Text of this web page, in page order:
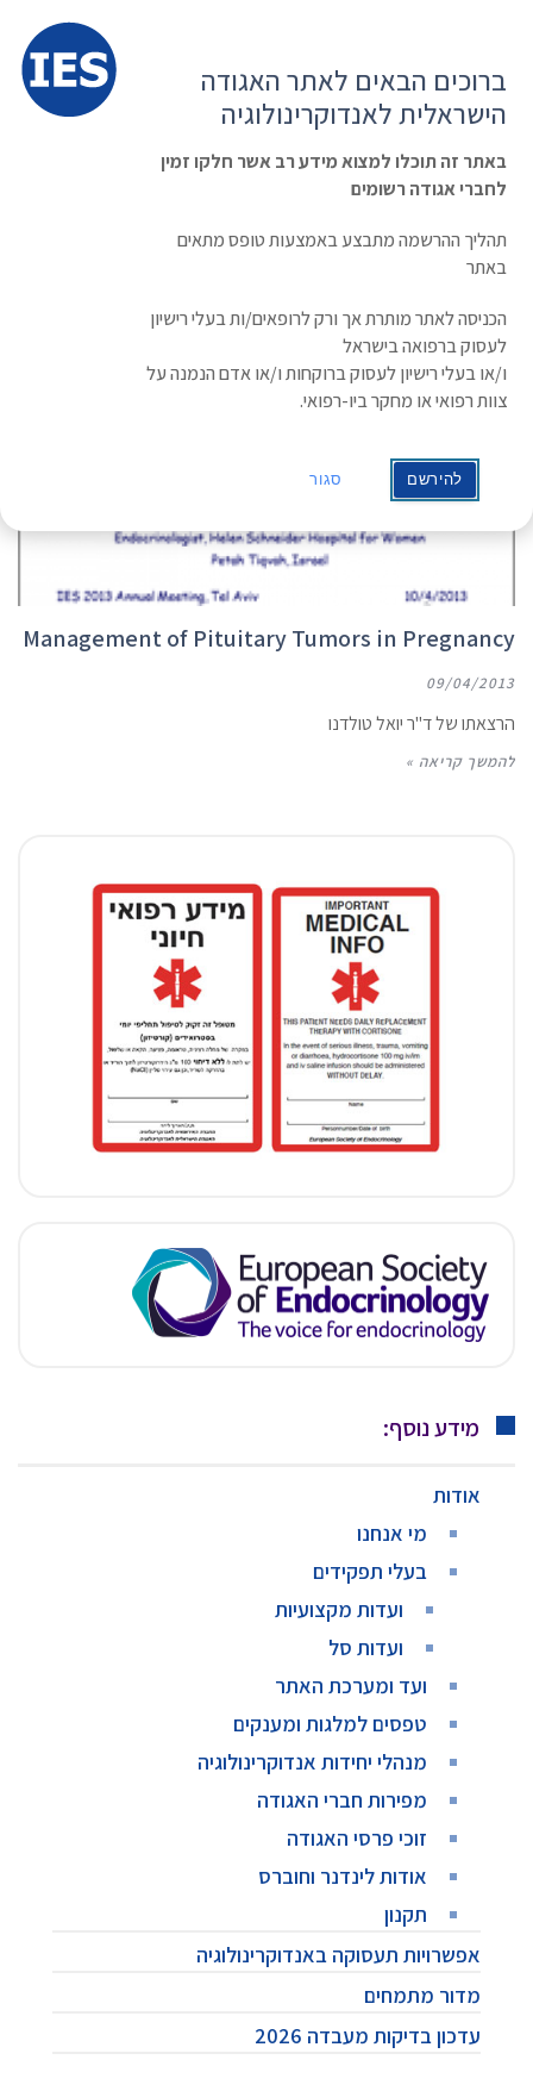
הרשמה ועדכון נתונים
כניסת חברים
ראשי » תעוד מפגש
Management
Management of Pituitary Tumors in Pregnancy
09/04/2013
הרצאתו של ד"ר יואל טולדנו
להמשך קריאה »
מידע נוסף:
אודות
מי אנחנו
בעלי תפקידים
ועדות מקצועיות
ועדות סל
ועד ומערכת האתר
טפסים למלגות ומענקים
מנהלי יחידות אנדוקרינולוגיה
מפירות חברי האגודה
זוכי פרסי האגודה
אודות לינדנר וחוברס
תקנון
אפשרויות תעסוקה באנדוקרינולוגיה
מדור מתמחים
עדכון בדיקות מעבדה 2026
ברוכים הבאים לאתר האגודה
הישראלית לאנדוקרינולוגיה
באתר זה תוכלו למצוא מידע רב אשר חלקו זמין
לחברי אגודה רשומים
תהליך ההרשמה מתבצע באמצעות טופס מתאים
באתר
הכניסה לאתר מותרת אך ורק לרופאים/ות בעלי רישיון
לעסוק ברפואה בישראל
ו/או בעלי רישיון לעסוק ברוקחות ו/או אדם הנמנה על
צוות רפואי או מחקר ביו-רפואי.
להירשם סגור